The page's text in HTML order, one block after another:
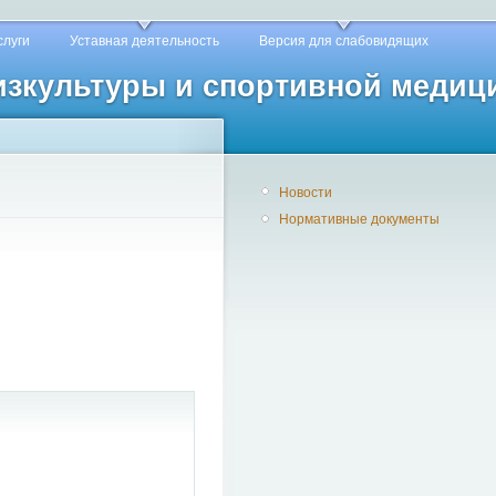
и спортивной
Уставная деятельность Версия для слабовидящих
Новости
Нормативные документы